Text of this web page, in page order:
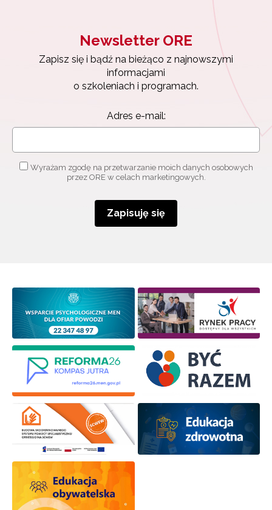
Newsletter ORE
Zapisz się i bądź na bieżąco z najnowszymi
informacjami
o szkoleniach i programach.
Adres e-mail:
Wyrażam zgodę na przetwarzanie moich danych osobowych
przez ORE w celach marketingowych.
Zapisuję się
Zapisuję się